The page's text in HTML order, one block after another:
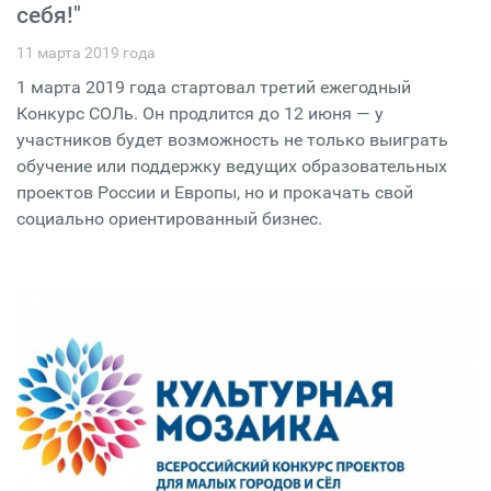
себя!"
11 марта 2019 года
1 марта 2019 года стартовал третий ежегодный
Конкурс СОЛь. Он продлится до 12 июня — у
участников будет возможность не только выиграть
обучение или поддержку ведущих образовательных
проектов России и Европы, но и прокачать свой
социально ориентированный бизнес.